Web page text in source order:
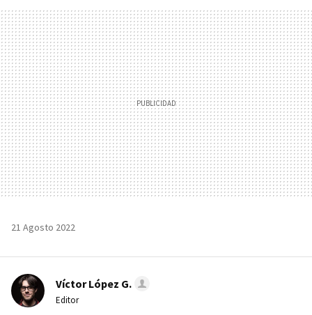
MAIL
21 Agosto 2022
Víctor López G.
Editor